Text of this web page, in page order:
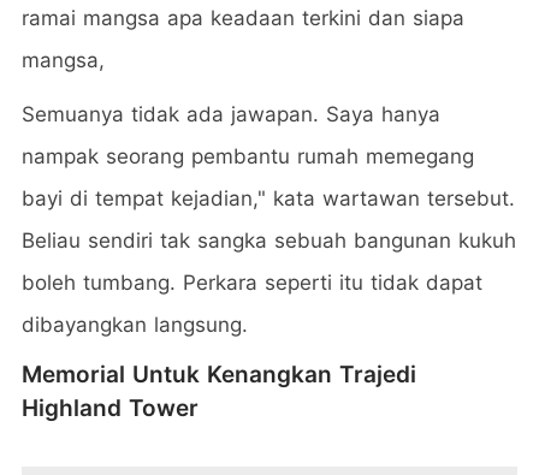
ramai mangsa apa keadaan terkini dan siapa
mangsa,
Semuanya tidak ada jawapan. Saya hanya
nampak seorang pembantu rumah memegang
bayi di tempat kejadian," kata wartawan tersebut.
Beliau sendiri tak sangka sebuah bangunan kukuh
boleh tumbang. Perkara seperti itu tidak dapat
dibayangkan langsung.
Memorial Untuk Kenangkan Trajedi
Highland Tower